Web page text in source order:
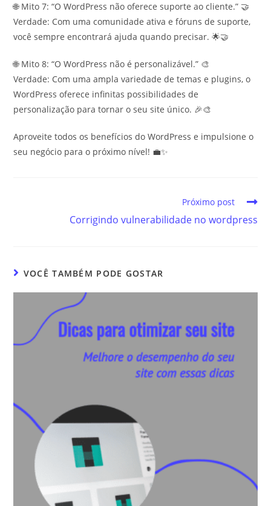
🌐 Mito 7: “O WordPress não oferece suporte ao cliente.” 🤝
Verdade: Com uma comunidade ativa e fóruns de suporte,
você sempre encontrará ajuda quando precisar. 🌟🤝
🌐 Mito 8: “O WordPress não é personalizável.” 🎨
Verdade: Com uma ampla variedade de temas e plugins, o
WordPress oferece infinitas possibilidades de
personalização para tornar o seu site único. 🎉🎨
Aproveite todos os benefícios do WordPress e impulsione o
seu negócio para o próximo nível! 💼✨
Próximo post
Corrigindo vulnerabilidade no wordpress
VOCÊ TAMBÉM PODE GOSTAR